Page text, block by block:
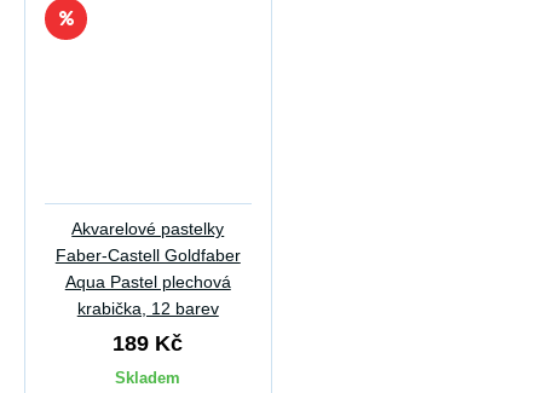
Akvarelové pastelky
Faber-Castell Goldfaber
Aqua Pastel plechová
krabička, 12 barev
189 Kč
Skladem